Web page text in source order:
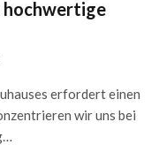
hochwertige
erfordert einen
wir uns bei